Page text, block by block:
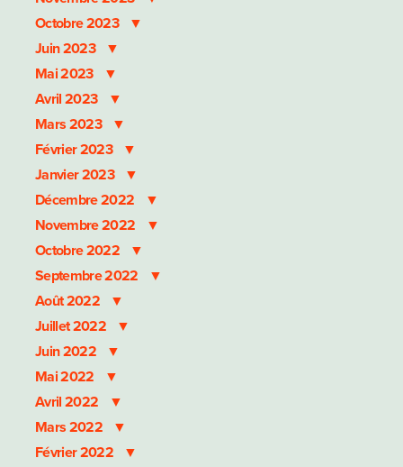
Octobre 2023
Juin 2023
Mai 2023
Avril 2023
Mars 2023
Février 2023
Janvier 2023
Décembre 2022
Novembre 2022
Octobre 2022
Septembre 2022
Août 2022
Juillet 2022
Juin 2022
Mai 2022
Avril 2022
Mars 2022
Février 2022